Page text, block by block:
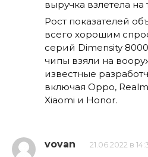
выручка взлетела на
Рост показателей
всего хорошим
серий Dimensity
чипы взяли на
известные
включая Oppo,
Xiaomi и Honor.
vovan 21.06.2022 в